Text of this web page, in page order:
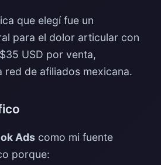
que elegí fue un
para el dolor articular con
USD por venta,
red de afiliados mexicana.
Ads como mi fuente
porque: